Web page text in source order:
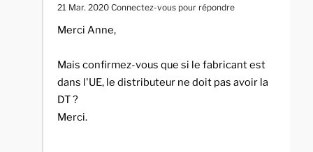
21 Mar. 2020 Connectez-vous pour répondre
Merci Anne,
Mais confirmez-vous que si le fabricant est
dans l'UE, le distributeur ne doit pas avoir la
DT ?
Merci.